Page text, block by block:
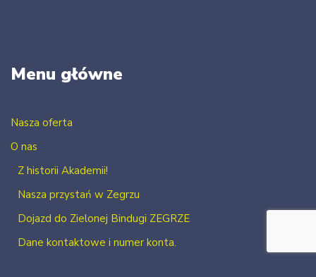
Menu główne
Nasza oferta
O nas
Z historii Akademii!
Nasza przystań w Zegrzu
Dojazd do Zielonej Bindugi ZEGRZE
Dane kontaktowe i numer konta.